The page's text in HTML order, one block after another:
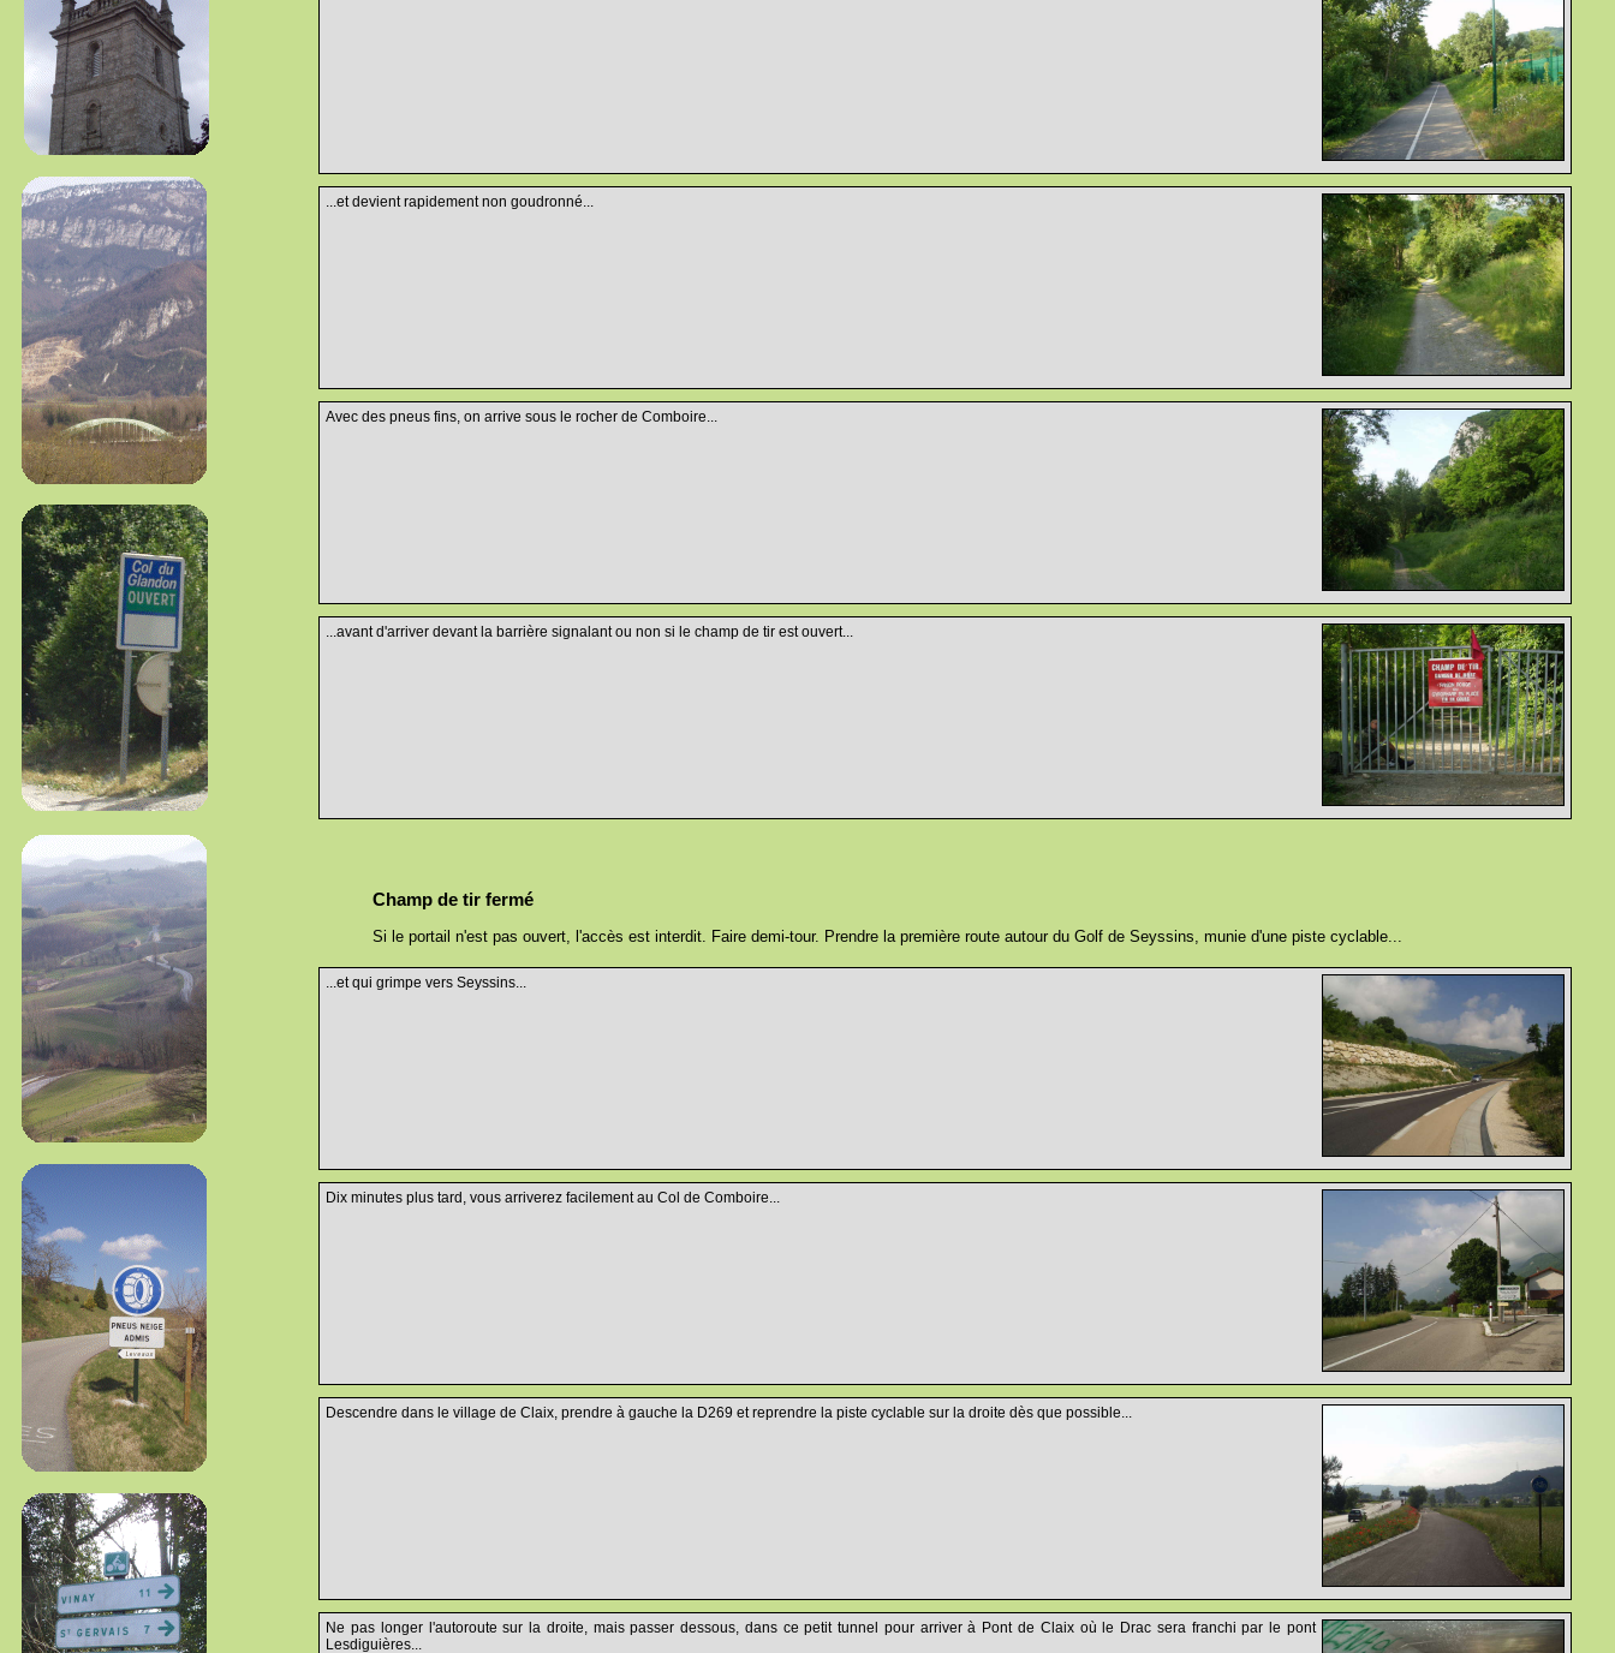
...et devient rapidement non goudronné...
Avec des pneus fins, on arrive sous le rocher de Comboire...
...avant d'arriver devant la barrière signalant ou non si le champ de tir est ouvert...
Champ de tir fermé
Si le portail n'est pas ouvert, l'accès est interdit. Faire demi-tour. Prendre la première route autour du Golf de Seyssins, munie d'une piste cyclable...
...et qui grimpe vers Seyssins...
Dix minutes plus tard, vous arriverez facilement au Col de Comboire...
Descendre dans le village de Claix, prendre à gauche la D269 et reprendre la piste cyclable sur la droite dès que possible...
Ne pas longer l'autoroute sur la droite, mais passer dessous, dans ce petit tunnel pour arriver à Pont de Claix où le Drac sera franchi par le pont
Lesdiguières...